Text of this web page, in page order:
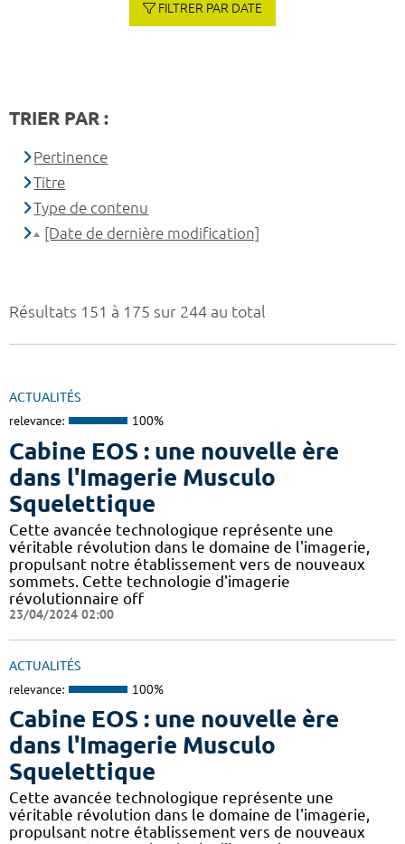
Résultats 151 à 175 sur 244 au total
ACTUALITÉS
relevance: 100%
Cabine EOS : une nouvelle ère
dans l'Imagerie Musculo
Squelettique
Cette avancée technologique représente une
véritable révolution dans le domaine de l'imagerie,
propulsant notre établissement vers de nouveaux
sommets. Cette technologie d'imagerie
révolutionnaire off
23/04/2024 02:00
ACTUALITÉS
relevance: 100%
Cabine EOS : une nouvelle ère
dans l'Imagerie Musculo
Squelettique
Cette avancée technologique représente une
véritable révolution dans le domaine de l'imagerie,
propulsant notre établissement vers de nouveaux
FILTRER PAR DATE
TRIER PAR :
Pertinence
Titre
Type de contenu
[Date de dernière modification]